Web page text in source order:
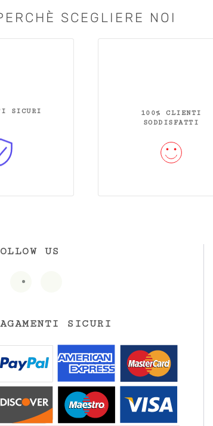
SCEGLIERE NOI
SICURI
100% CLIENTI
SODDISFATTI
US
SICURI